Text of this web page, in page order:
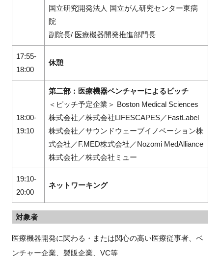
国立研究開発法人 国立がん研究センター東病
院
副院長/ 医療機器開発推進部門長
17:55-
18:00
休憩
18:00-
19:10
第二部：医療機器ベンチャーによるピッチ
＜ピッチ予定企業＞ Boston Medical Sciences
株式会社／株式会社LIFESCAPES／FastLabel
株式会社／サウンドウェーブイノベーション株
式会社／F.MED株式会社／Nozomi MedAlliance
株式会社／株式会社ミュー
19:10-
20:00
ネットワーキング
対象者
医療機器開発に関わる・または関心の高い医療従事者、ベ
ンチャー企業、製販企業、VC等